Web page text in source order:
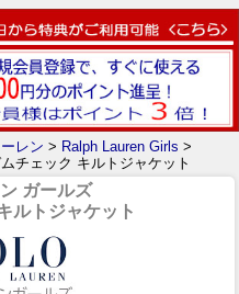
レン > Ralph Lauren Girls >
チェック キルトジャケット
ガールズ
ルトジャケット